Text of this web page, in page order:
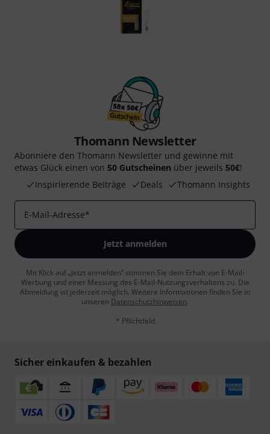
Thomann Newsletter
Abonniere den Thomann Newsletter und gewinne mit
etwas Glück einen von 50 Gutscheinen über jeweils 50€!
Inspirierende Beiträge
Deals Thomann Insights
E-Mail-Adresse*
Jetzt anmelden
Mit Klick auf „Jetzt anmelden“ stimmen Sie dem Erhalt von E-Mail-
Werbung und einer Messung des E-Mail-Nutzungsverhaltens zu. Die
Abmeldung ist jederzeit möglich. Weitere Informationen finden Sie in
unseren Datenschutzhinweisen.
* Pflichtfeld
Sicher einkaufen & bezahlen